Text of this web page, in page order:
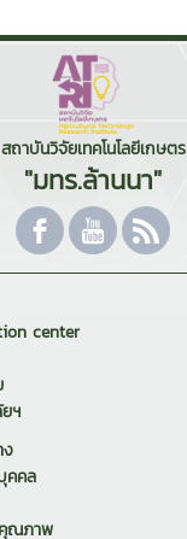
สถาบันวิจัยเทคโนโลยีเกษตร
"มทร.ล้านนา"
center
ฯ
ง
คคล
ณภาพ